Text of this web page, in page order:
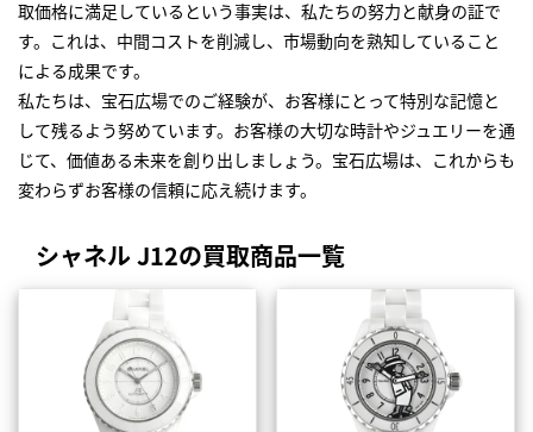
取価格に満足しているという事実は、私たちの努力と献身の証で
す。これは、中間コストを削減し、市場動向を熟知していること
による成果です。
私たちは、宝石広場でのご経験が、お客様にとって特別な記憶と
して残るよう努めています。お客様の大切な時計やジュエリーを通
じて、価値ある未来を創り出しましょう。宝石広場は、これからも
変わらずお客様の信頼に応え続けます。
シャネル J12の買取商品一覧